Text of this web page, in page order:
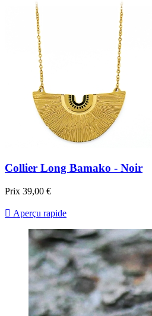
Collier Long Bamako - Noir
Prix 39,00 €
 Aperçu rapide